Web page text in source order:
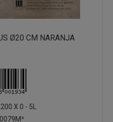
Ø20 CM NARANJA
X 0 - 5L